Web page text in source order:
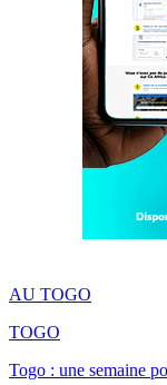
AU TOGO
TOGO
Togo : une semaine